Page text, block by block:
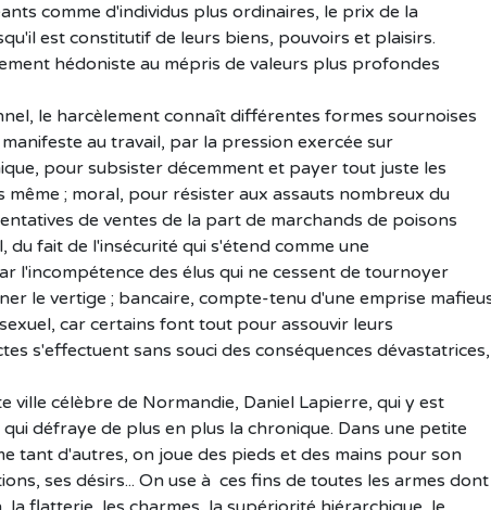
comme d'individus plus ordinaires, le prix de la
est constitutif de leurs biens, pouvoirs et plaisirs.
hédoniste au mépris de valeurs plus profondes
le harcèlement connaît différentes formes sournoises
au travail, par la pression exercée sur
pour subsister décemment et payer tout juste les
; moral, pour résister aux assauts nombreux du
de ventes de la part de marchands de poisons
du fait de l'insécurité qui s'étend comme une
l'incompétence des élus qui ne cessent de tournoyer
le vertige ; bancaire, compte-tenu d'une emprise
car certains font tout pour assouvir leurs
s'effectuent sans souci des conséquences dévastatrices,
ville célèbre de Normandie, Daniel Lapierre, qui y est
défraye de plus en plus la chronique. Dans une petite
tant d'autres, on joue des pieds et des mains pour son
ses désirs... On use à ces fins de toutes les armes dont